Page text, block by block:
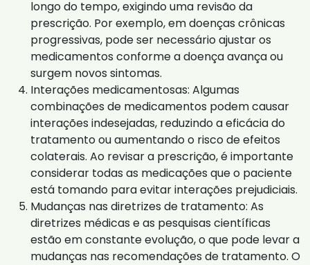
longo do tempo, exigindo uma revisão da
prescrição. Por exemplo, em doenças crônicas
progressivas, pode ser necessário ajustar os
medicamentos conforme a doença avança ou
surgem novos sintomas.
Interações medicamentosas: Algumas
combinações de medicamentos podem causar
interações indesejadas, reduzindo a eficácia do
tratamento ou aumentando o risco de efeitos
colaterais. Ao revisar a prescrição, é importante
considerar todas as medicações que o paciente
está tomando para evitar interações prejudiciais.
Mudanças nas diretrizes de tratamento: As
diretrizes médicas e as pesquisas científicas
estão em constante evolução, o que pode levar a
mudanças nas recomendações de tratamento. O